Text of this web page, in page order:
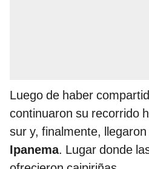
Luego de haber
continuaron su recorrido
sur y, finalmente, llegaron
Ipanema. Lugar donde